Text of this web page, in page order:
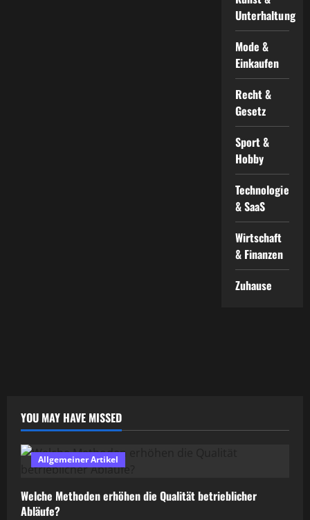
Unterhaltung
Mode &
Einkaufen
Recht &
Gesetz
Sport &
Hobby
Technologie
& SaaS
Wirtschaft
& Finanzen
Zuhause
YOU MAY HAVE MISSED
Allgemeiner Artikel
Welche Methoden erhöhen die Qualität betrieblicher
Abläufe?